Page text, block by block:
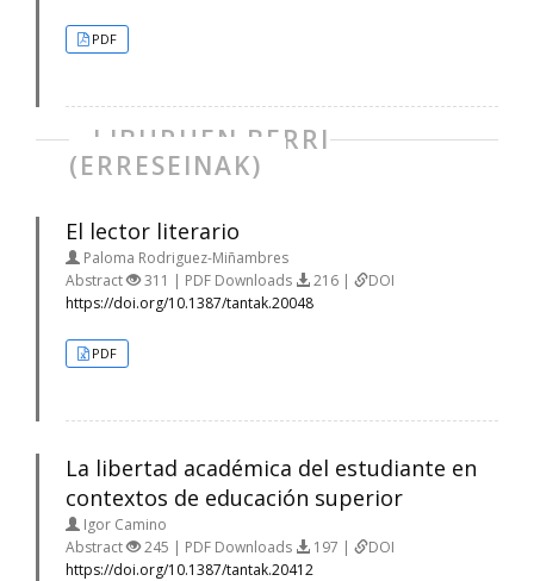
PDF
LIBURUEN BERRI
(ERRESEINAK)
El lector literario
Paloma Rodriguez-Miñambres
Abstract
311 | PDF Downloads 216 |
DOI
https://doi.org/10.1387/tantak.20048
PDF
La libertad académica del estudiante en
contextos de educación superior
Igor Camino
Abstract
245 | PDF Downloads 197 |
DOI
https://doi.org/10.1387/tantak.20412